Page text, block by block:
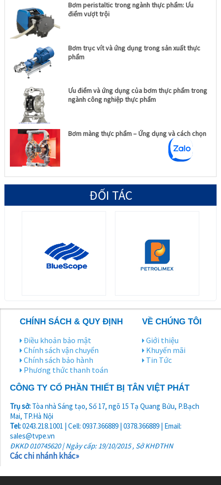
Bơm peristaltic trong ngành thực phẩm: Ưu
điểm vượt trội
Bơm trục vít và ứng dụng trong sản xuất thực
phẩm
Ưu điểm và ứng dụng của bơm thực phẩm trong
ngành công nghiệp thực phẩm
Bơm màng thực phẩm – Ứng dụng và cách chọn
ĐỐI TÁC
CHÍNH SÁCH & QUY ĐỊNH
Điều khoản bảo mật
Chính sách vận chuyển
Chính sách bảo hành
Phương thức thanh toán
VỀ CHÚNG TÔI
Giới thiệu
Khuyến mãi
Tin Tức
CÔNG TY CỔ PHẦN THIẾT BỊ TÂN VIỆT PHÁT
Trụ sở: Tòa nhà Sáng tạo, Số 17, ngõ 15 Tạ Quang Bửu, P.Bạch
Mai, TP.Hà Nội
Tel:0243.218.1001 | Cell: 0937.366889 | 0378.366889 | Email:
sales@tvpe.vn
ĐKKD 010745620 | Ngày cấp: 19/10/2015 , Sở KHĐTHN
Các chi nhánh khác»